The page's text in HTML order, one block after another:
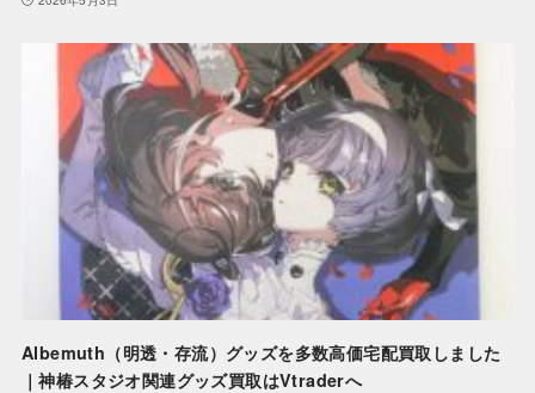
Albemuth（明透・存流）グッズを多数高価宅配買取しました
｜神椿スタジオ関連グッズ買取はVtraderへ